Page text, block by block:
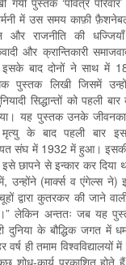
में उस समय काफ़ी
और राजनीति की
और क्रान्तिकारी
बाद दोनों ने साथ में
पुस्तक लिखी जिसमें
सिद्धान्तों को पहली
यह पुस्तक उनके
के बाद पहली बार
संघ में 1932 में हुआ।
छापने से इन्कार कर दिया
उन्होंने (मार्क्स व एंगेल्स
द्वारा कुतरकर की जाने
लेकिन अन्ततः जब यह
दुनिया के बौद्धिक जगत में
ही तमाम